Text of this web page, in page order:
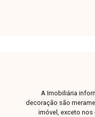
A Imobiliária
decoração são
imóvel, exceto